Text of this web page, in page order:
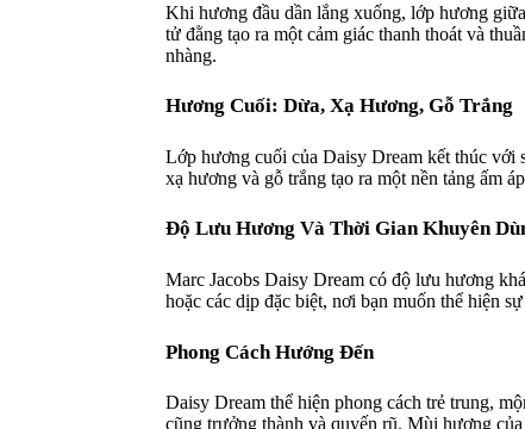
Khi hương đầu dần lắng xuống, lớp hương
tử đằng tạo ra một cảm giác thanh thoát và
nhàng.
Hương Cuối: Dừa, Xạ Hương, Gỗ Trắng
Lớp hương cuối của Daisy Dream kết thúc với
xạ hương và gỗ trắng tạo ra một nền tảng ấm
Độ Lưu Hương Và Thời Gian Khuyên
Marc Jacobs Daisy Dream có độ lưu hương
hoặc các dịp đặc biệt, nơi bạn muốn thể hiện
Phong Cách Hướng Đến
Daisy Dream thể hiện phong cách trẻ trung,
cũng trưởng thành và quyến rũ. Mùi hương